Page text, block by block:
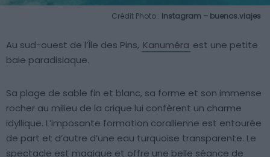
Crédit Photo : Instagram – buenos.viajes
Au sud-ouest de l’Île des Pins, Kanuméra est une petite
baie paradisiaque.
Sa plage de sable fin et blanc, sa forme et son immense
rocher au milieu de la crique lui confèrent un charme
idyllique. L’imposante formation corallienne est entourée
de part et d’autre d’une eau turquoise transparente. Le
spectacle est magique et offre une belle séance de